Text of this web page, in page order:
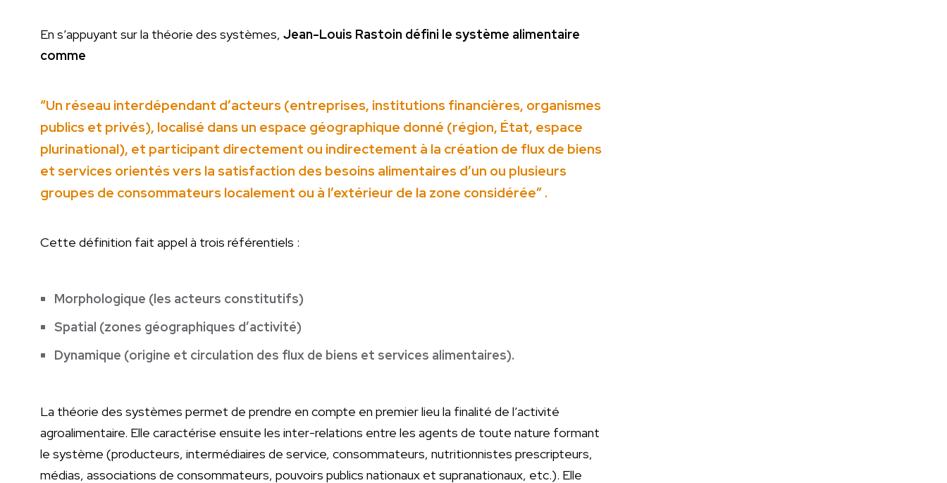
En s’appuyant sur la théorie des systèmes, Jean-Louis Rastoin défini le système alimentaire
comme
“Un réseau interdépendant d’acteurs (entreprises, institutions financières, organismes
publics et privés), localisé dans un espace géographique donné (région, État, espace
plurinational), et participant directement ou indirectement à la création de flux de biens
et services orientés vers la satisfaction des besoins alimentaires d’un ou plusieurs
groupes de consommateurs localement ou à l’extérieur de la zone considérée” .
Cette définition fait appel à trois référentiels :
Morphologique (les acteurs constitutifs)
Spatial (zones géographiques d’activité)
Dynamique (origine et circulation des flux de biens et services alimentaires).
La théorie des systèmes permet de prendre en compte en premier lieu la finalité de l’activité
agroalimentaire. Elle caractérise ensuite les inter-relations entre les agents de toute nature formant
le système (producteurs, intermédiaires de service, consommateurs, nutritionnistes prescripteurs,
médias, associations de consommateurs, pouvoirs publics nationaux et supranationaux, etc.). Elle